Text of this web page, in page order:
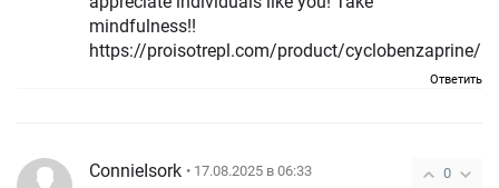
mindfulness!!
https://proisotrepl.com/product/cyclobenzaprine/
Ответить
0
ConnieIsork • 17.08.2025 в 06:33